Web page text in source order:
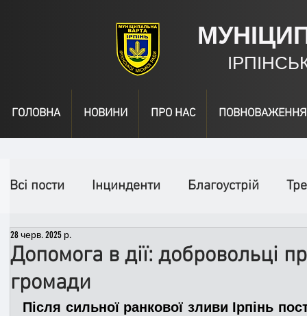
ГОЛОВНА НОВИНИ ПРО НАС ПОВНОВАЖЕННЯ
Всі пости Інцинденти Благоустрій
День народження
Спільні заходи
Допомога в дії: добровольці
громади
28 черв. 2025 р.
Після сильної ранкової зливи Ірпінь